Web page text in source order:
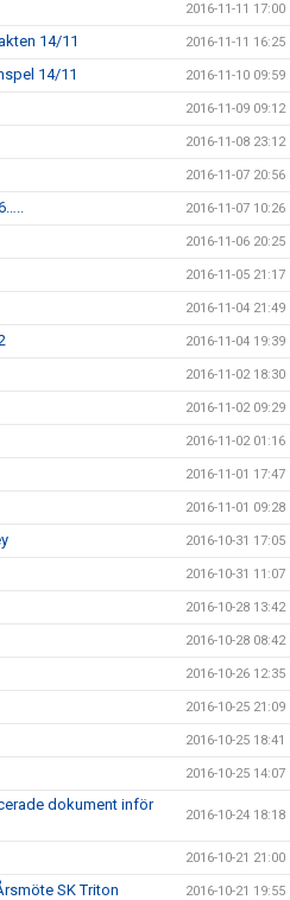
2016-11-11 17:00
14/11 2016-11-11 16:25
14/11 2016-11-10 09:59
2016-11-09 09:12
2016-11-08 23:12
2016-11-07 20:56
2016-11-07 10:26
2016-11-06 20:25
2016-11-05 21:17
2016-11-04 21:49
2016-11-04 19:39
2016-11-02 18:30
2016-11-02 09:29
2016-11-02 01:16
2016-11-01 17:47
2016-11-01 09:28
2016-10-31 17:05
2016-10-31 11:07
2016-10-28 13:42
2016-10-28 08:42
2016-10-26 12:35
2016-10-25 21:09
2016-10-25 18:41
2016-10-25 14:07
dokument inför
2016-10-24 18:18
2016-10-21 21:00
SK Triton 2016-10-21 19:55